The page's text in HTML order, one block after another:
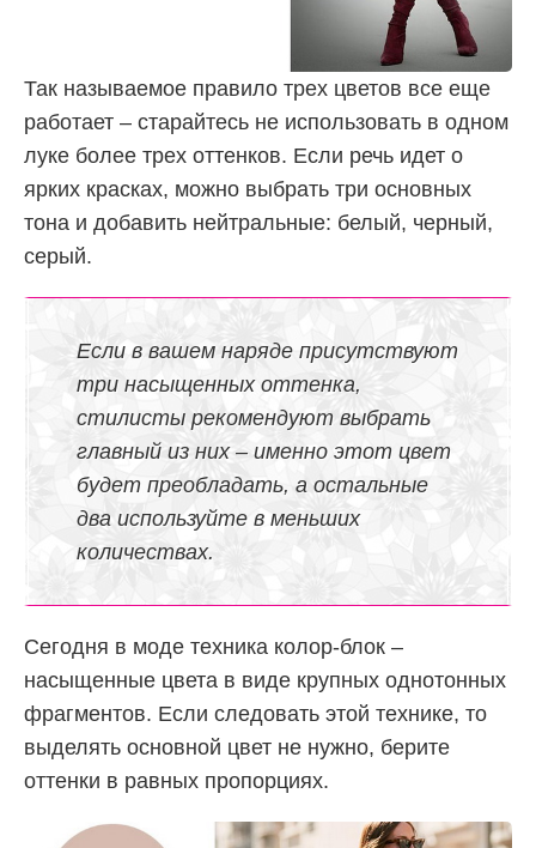
Так называемое правило трех цветов все еще
работает – старайтесь не использовать в одном
луке более трех оттенков. Если речь идет о
ярких красках, можно выбрать три основных
тона и добавить нейтральные: белый, черный,
серый.
Если в вашем наряде присутствуют
три насыщенных оттенка,
стилисты рекомендуют выбрать
главный из них – именно этот цвет
будет преобладать, а остальные
два используйте в меньших
количествах.
Сегодня в моде техника колор-блок –
насыщенные цвета в виде крупных однотонных
фрагментов. Если следовать этой технике, то
выделять основной цвет не нужно, берите
оттенки в равных пропорциях.